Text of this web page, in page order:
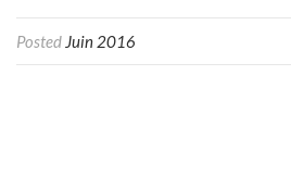
Posted Juin 2016